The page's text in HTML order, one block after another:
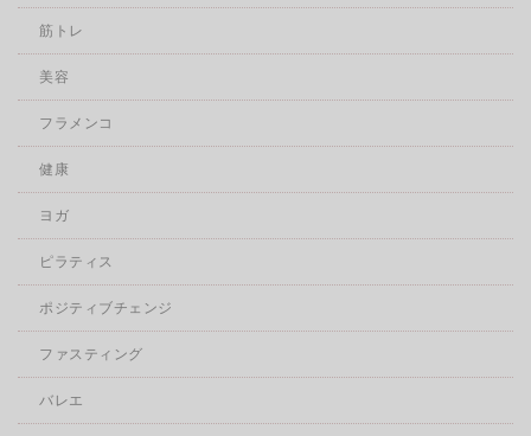
筋トレ
美容
フラメンコ
健康
ヨガ
ピラティス
ポジティブチェンジ
ファスティング
バレエ